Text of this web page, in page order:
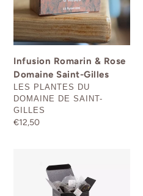
:
Gilles
Infusion Romarin & Rose
Domaine Saint-Gilles
DISTRIBUTEUR
LES PLANTES DU
DOMAINE DE SAINT-
GILLES
Prix
€12,50
Dammann